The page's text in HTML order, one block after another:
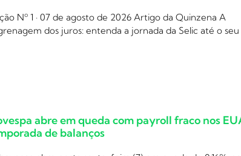
Nº 1 · 07 de agosto de 2026 Artigo da Quinzena A
dos juros: entenda a jornada da Selic até o seu
abre em queda com payroll fraco nos
de balanços